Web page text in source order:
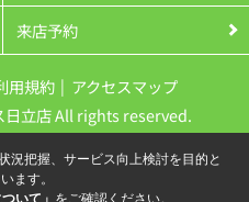
来店予約
用規約
アクセスマップ
日立店 All rights reserved.
況把握、サービス向上検討を目的と
ます。
いて」 をご確認ください。